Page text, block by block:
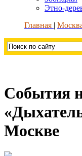
Этно-
Главная
События
Москве